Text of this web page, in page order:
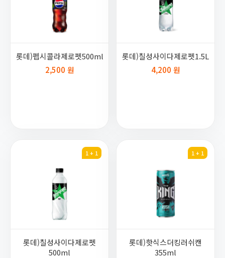
롯데)펩시콜라제로펫500ml
2,500 원
롯데)칠성사이다제로펫1.5L
4,200 원
1 + 1
롯데)칠성사이다제로펫
500ml
1 + 1
롯데)핫식스더킹러쉬캔
355ml